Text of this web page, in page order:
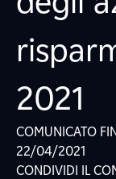
2021
COMUNICATO
22/04/2021
CONDIVIDI IL